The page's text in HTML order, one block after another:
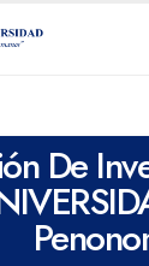
De